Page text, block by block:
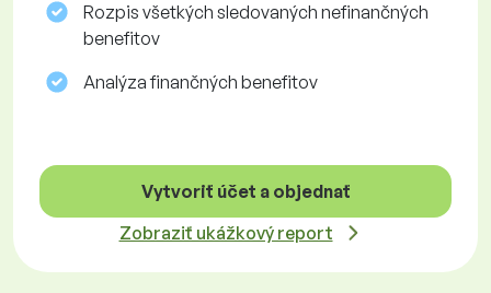
Rozpis všetkých sledovaných nefinančných
benefitov
Analýza finančných benefitov
Vytvoriť účet a objednať
Zobraziť ukážkový report